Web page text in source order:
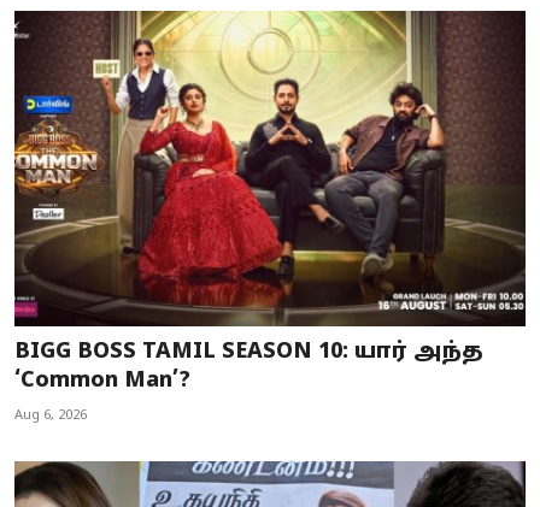
BIGG BOSS TAMIL SEASON 10: யார் அந்த
‘Common Man’?
Aug 6, 2026